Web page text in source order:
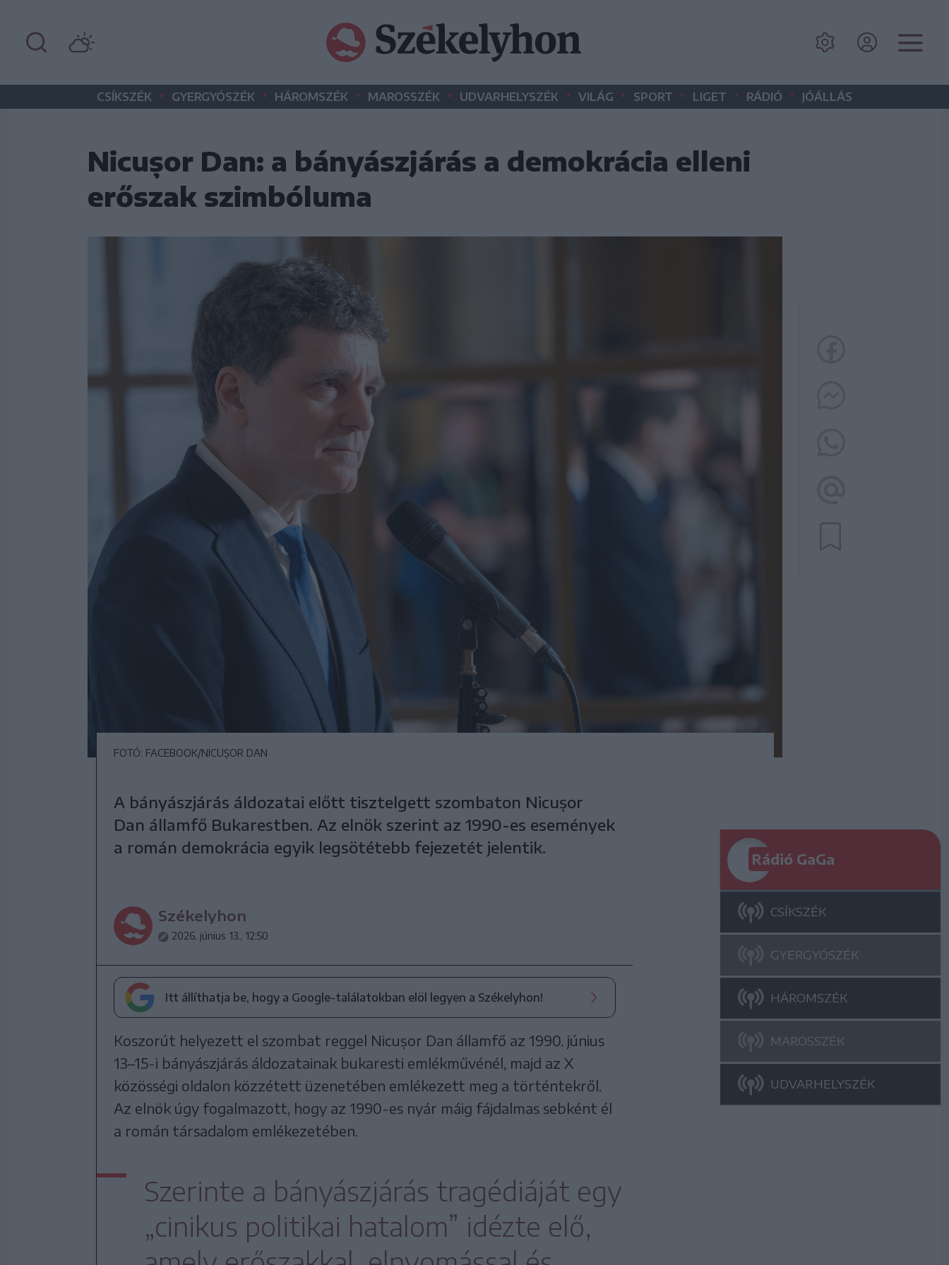
CSÍKSZÉK • GYERGYÓSZÉK • HÁROMSZÉK • MAROSSZÉK • UDVARHELYSZÉK • VILÁG • SPORT • LIGET • RÁDIÓ • JÓÁLLÁS
Nicușor Dan: a bányászjárás a demokrácia elleni
erőszak szimbóluma
FOTÓ: FACEBOOK/NICUȘOR DAN
A bányászjárás áldozatai előtt tisztelgett szombaton Nicușor
Dan államfő Bukarestben. Az elnök szerint az 1990-es események
a román demokrácia egyik legsötétebb fejezetét jelentik.
Székelyhon
2026. június 13., 12:50
Itt állíthatja be, hogy a Google-találatokban elöl legyen a Székelyhon!
Koszorút helyezett el szombat reggel Nicușor Dan államfő az 1990. június
13–15-i bányászjárás áldozatainak bukaresti emlékművénél, majd az X
közösségi oldalon közzétett üzenetében emlékezett meg a történtekről.
Az elnök úgy fogalmazott, hogy az 1990-es nyár máig fájdalmas sebként él
a román társadalom emlékezetében.
Szerinte a bányászjárás tragédiáját egy
„cinikus politikai hatalom” idézte elő,
Rádió GaGa
CSÍKSZÉK
GYERGYÓSZÉK
HÁROMSZÉK
MAROSSZÉK
UDVARHELYSZÉK